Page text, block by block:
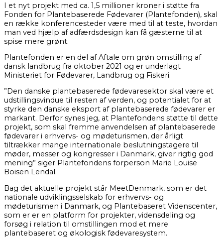
I et nyt projekt med ca. 1,5 millioner kroner i støtte fra
Fonden for Plantebaserede Fødevarer (Plantefonden), skal
en række konferencesteder være med til at teste, hvordan
man ved hjælp af adfærdsdesign kan få gæsterne til at
spise mere grønt.
Plantefonden er en del af Aftale om grøn omstilling af
dansk landbrug fra oktober 2021 og er underlagt
Ministeriet for Fødevarer, Landbrug og Fiskeri.
”Den danske plantebaserede fødevaresektor skal være et
udstillingsvindue til resten af verden, og potentialet for at
styrke den danske eksport af plantebaserede fødevarer er
markant. Derfor synes jeg, at Plantefondens støtte til dette
projekt, som skal fremme anvendelsen af plantebaserede
fødevarer i erhvervs- og mødeturismen, der årligt
tiltrækker mange internationale beslutningstagere til
møder, messer og kongresser i Danmark, giver rigtig god
mening” siger Plantefondens forperson Marie Louise
Boisen Lendal.
Bag det aktuelle projekt står MeetDenmark, som er det
nationale udviklingsselskab for erhvervs- og
mødeturismen i Danmark, og Plantebaseret Videnscenter,
som er er en platform for projekter, vidensdeling og
forsøg i relation til omstillingen mod et mere
plantebaseret og økologisk fødevaresystem.